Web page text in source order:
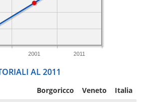
2001 2011
AL 2011
Borgoricco Veneto Italia